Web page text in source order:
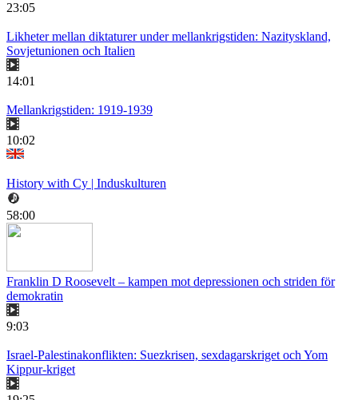
23:05
Likheter mellan diktaturer under mellankrigstiden: Nazityskland,
Sovjetunionen och Italien
14:01
Mellankrigstiden: 1919-1939
10:02
History with Cy | Induskulturen
58:00
Franklin D Roosevelt – kampen mot depressionen och striden för
demokratin
9:03
Israel-Palestinakonflikten: Suezkrisen, sexdagarskriget och Yom
Kippur-kriget